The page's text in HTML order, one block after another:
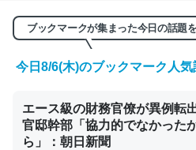
くらい。小説でいう「ずっと前
ど、短期記憶というには多い分
かりやすく強くなりそう
ブックマークが集まった今日の話題
今日8/6(木)のブックマーク人気
エース級の財務官僚が異例転
官邸幹部「協力的でなかった
ら」：朝日新聞